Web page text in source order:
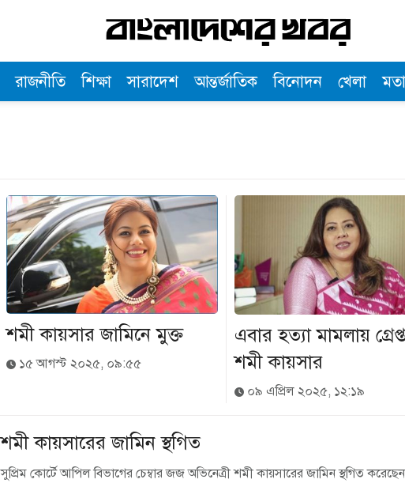
রাজনীতি শিক্ষা সারাদেশ আন্তর্জাতিক বিনোদন খেলা
শমী কায়সার জামিনে মুক্ত
১৫ আগস্ট ২০২৫, ০৯:৫৫
এবার হত্যা মামলায়
শমী কায়সার
০৯ এপ্রিল ২০২৫, ১২:১৯
শমী কায়সারের জামিন স্থগিত
সুপ্রিম কোর্টে আপিল বিভাগের চেম্বার জজ অভিনেত্রী শমী কায়সারের জামিন স্থগিত